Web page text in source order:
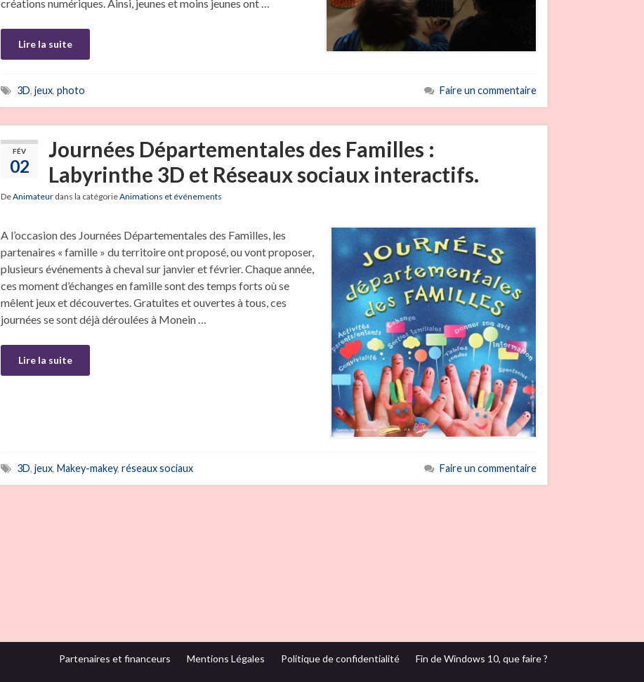
créations numériques. Ainsi, jeunes et moins jeunes ont …
Lire la suite
3D, jeux, photo Faire un commentaire
FÉV
02
Journées Départementales des Familles :
Labyrinthe 3D et Réseaux sociaux interactifs.
DeAnimateur dans la catégorieAnimations et événements
A l’occasion des Journées Départementales des Familles, les
partenaires « famille » du territoire ont proposé, ou vont proposer,
plusieurs événements à cheval sur janvier et février. Chaque année,
ces moment d’échanges en famille sont des temps forts où se
mêlent jeux et découvertes. Gratuites et ouvertes à tous, ces
journées se sont déjà déroulées à Monein …
Lire la suite
3D, jeux, Makey-makey, réseaux sociaux Faire un commentaire
Partenaires et financeurs Mentions Légales Politique de confidentialité Fin de Windows 10, que faire ?